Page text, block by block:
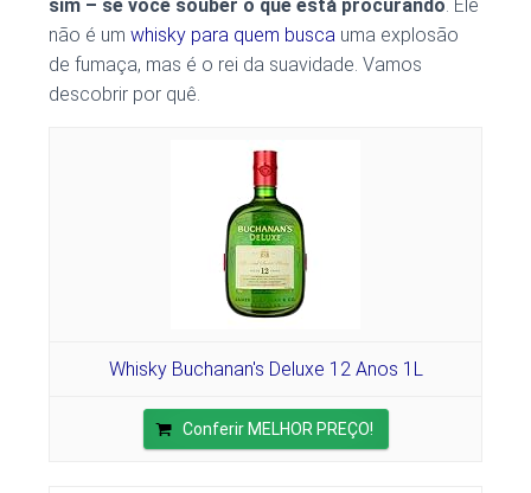
sim – se você souber o que está procurando. Ele
não é um whisky para quem busca uma explosão
de fumaça, mas é o rei da suavidade. Vamos
descobrir por quê.
Whisky Buchanan's Deluxe 12 Anos 1L
Conferir MELHOR PREÇO!